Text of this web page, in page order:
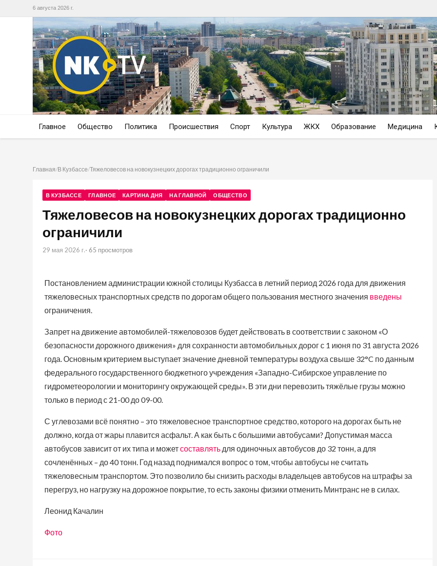
6 августа 2026 г.
Главное Общество Политика Происшествия Спорт Культура ЖКХ Образование Медицина
Главная/В Кузбассе/Тяжеловесов на новокузнецких дорогах традиционно ограничили
В КУЗБАССЕ ГЛАВНОЕ КАРТИНА ДНЯ НА ГЛАВНОЙ ОБЩЕСТВО
Тяжеловесов на новокузнецких дорогах традиционно
ограничили
29 мая 2026 г.· 65 просмотров
Постановлением администрации южной столицы Кузбасса в летний период 2026 года для движения
тяжеловесных транспортных средств по дорогам общего пользования местного значения введены
ограничения.
Запрет на движение автомобилей-тяжеловозов будет действовать в соответствии с законом «О
безопасности дорожного движения» для сохранности автомобильных дорог с 1 июня по 31 августа 2026
года. Основным критерием выступает значение дневной температуры воздуха свыше 32°C по данным
федерального государственного бюджетного учреждения «Западно-Сибирское управление по
гидрометеорологии и мониторингу окружающей среды». В эти дни перевозить тяжёлые грузы можно
только в период с 21-00 до 09-00.
С углевозами всё понятно – это тяжеловесное транспортное средство, которого на дорогах быть не
должно, когда от жары плавится асфальт. А как быть с большими автобусами? Допустимая масса
автобусов зависит от их типа и можетсоставлять для одиночных автобусов до 32 тонн, а для
сочленённых – до 40 тонн. Год назад поднимался вопрос о том, чтобы автобусы не считать
тяжеловесным транспортом. Это позволило бы снизить расходы владельцев автобусов на штрафы за
перегруз, но нагрузку на дорожное покрытие, то есть законы физики отменить Минтранс не в силах.
Леонид Качалин
Фото